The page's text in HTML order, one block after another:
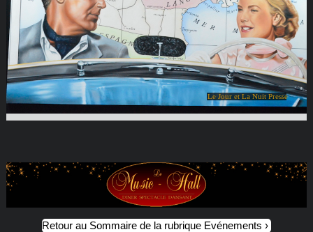
Le Jour et La Nuit Presse
Retour au Sommaire de la rubrique Evénements